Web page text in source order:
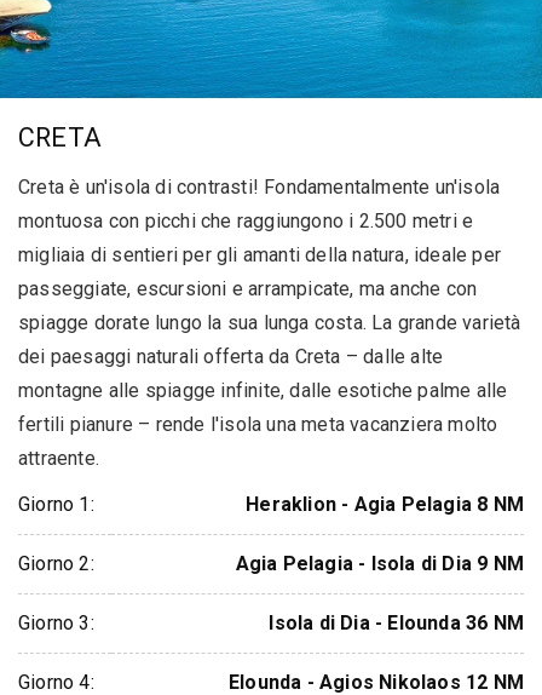
CRETA
Creta è un'isola di contrasti! Fondamentalmente un'isola
montuosa con picchi che raggiungono i 2.500 metri e
migliaia di sentieri per gli amanti della natura, ideale per
passeggiate, escursioni e arrampicate, ma anche con
spiagge dorate lungo la sua lunga costa. La grande varietà
dei paesaggi naturali offerta da Creta – dalle alte
montagne alle spiagge infinite, dalle esotiche palme alle
fertili pianure – rende l'isola una meta vacanziera molto
attraente.
Giorno 1:
Heraklion - Agia Pelagia 8 NM
Giorno 2: Agia Pelagia - Isola di Dia 9 NM
Giorno 3: Isola di Dia - Elounda 36 NM
Giorno 4: Elounda - Agios Nikolaos 12 NM